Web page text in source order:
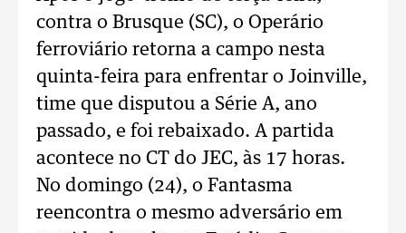
contra o Brusque (SC), o Operário
ferroviário retorna a campo nesta
quinta-feira para enfrentar o Joinville,
time que disputou a Série A, ano
passado, e foi rebaixado. A partida
acontece no CT do JEC, às 17 horas.
No domingo (24), o Fantasma
reencontra o mesmo adversário em